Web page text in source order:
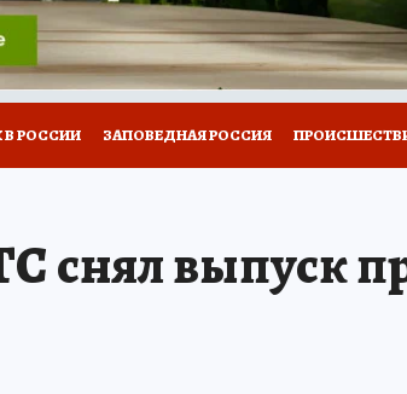
РОССИИ ЗАПОВЕДНАЯ РОССИЯ
снял выпуск